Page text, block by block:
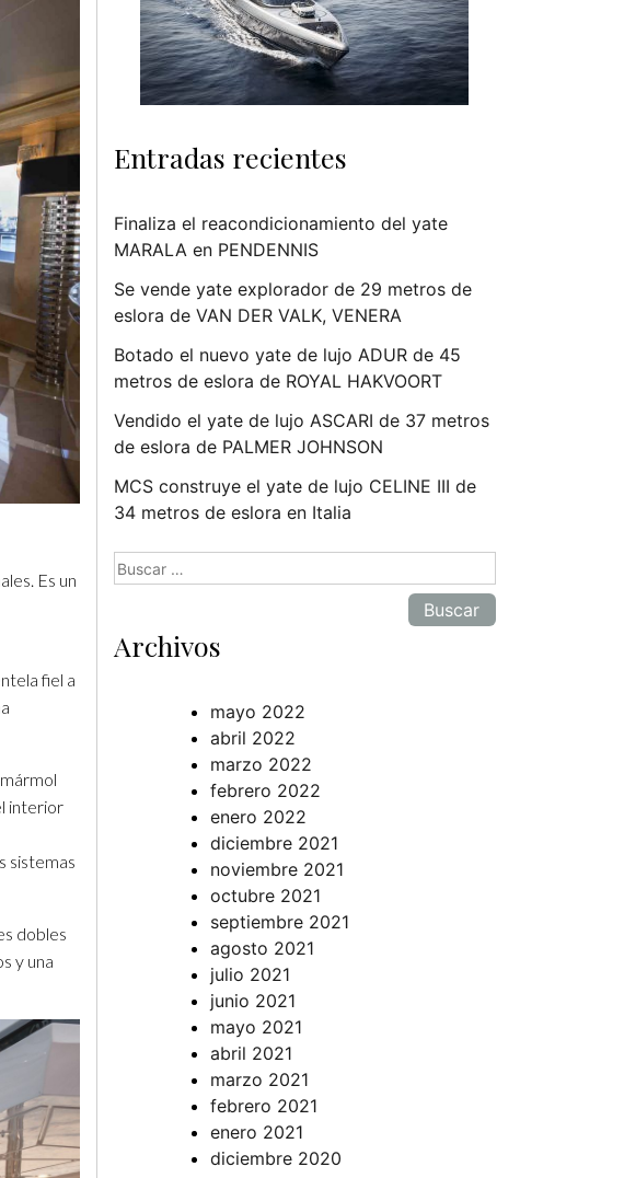
Es un
fiel a
interior
sistemas
dobles
y una
Entradas recientes
Finaliza el reacondicionamiento del yate
MARALA en PENDENNIS
Se vende yate explorador de 29 metros de
eslora de VAN DER VALK, VENERA
Botado el nuevo yate de lujo ADUR de 45
metros de eslora de ROYAL HAKVOORT
Vendido el yate de lujo ASCARI de 37 metros
de eslora de PALMER JOHNSON
MCS construye el yate de lujo CELINE III de
34 metros de eslora en Italia
Buscar:
Archivos
mayo 2022
abril 2022
marzo 2022
febrero 2022
enero 2022
diciembre 2021
noviembre 2021
octubre 2021
septiembre 2021
agosto 2021
julio 2021
junio 2021
mayo 2021
abril 2021
marzo 2021
febrero 2021
enero 2021
diciembre 2020